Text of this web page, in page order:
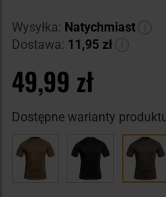
Wysyłka: Natychmiast
Dostawa: 11,95 zł
49,99 zł
Dostępne warianty